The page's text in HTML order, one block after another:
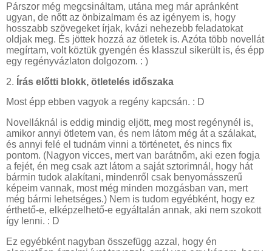
Párszor még megcsináltam, utána meg már apránként
ugyan, de nőtt az önbizalmam és az igényem is, hogy
hosszabb szövegeket írjak, kvázi nehezebb feladatokat
oldjak meg. És jöttek hozzá az ötletek is. Azóta több novellát
megírtam, volt köztük gyengén és klasszul sikerült is, és épp
egy regényvázlaton dolgozom. : )
2. Írás előtti blokk, ötletelés időszaka
Most épp ebben vagyok a regény kapcsán. : D
Novelláknál is eddig mindig eljött, meg most regénynél is,
amikor annyi ötletem van, és nem látom még át a szálakat,
és annyi felé el tudnám vinni a történetet, és nincs fix
pontom. (Nagyon vicces, mert van barátnőm, aki ezen fogja
a fejét, én meg csak azt látom a saját sztorimnál, hogy hát
bármin tudok alakítani, mindenről csak benyomásszerű
képeim vannak, most még minden mozgásban van, mert
még bármi lehetséges.) Nem is tudom egyébként, hogy ez
érthető-e, elképzelhető-e egyáltalán annak, aki nem szokott
így lenni. : D
Ez egyébként nagyban összefügg azzal, hogy én